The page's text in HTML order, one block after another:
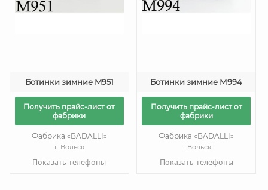
Ботинки зимние M951
Получить прайс-лист от
фабрики
Фабрика «BADALLI»
г. Вольск
Показать телефоны
Ботинки зимние М994
Получить прайс-лист от
фабрики
Фабрика «BADALLI»
г. Вольск
Показать телефоны